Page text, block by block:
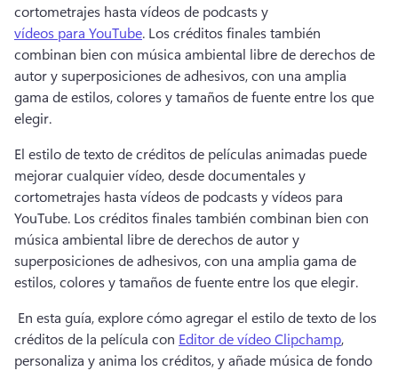
cortometrajes hasta vídeos de podcasts y
vídeos para YouTube. Los créditos finales también
combinan bien con música ambiental libre de derechos de
autor y superposiciones de adhesivos, con una amplia
gama de estilos, colores y tamaños de fuente entre los que
elegir.
El estilo de texto de créditos de películas animadas puede
mejorar cualquier vídeo, desde documentales y
cortometrajes hasta vídeos de podcasts y vídeos para
YouTube. Los créditos finales también combinan bien con
música ambiental libre de derechos de autor y
superposiciones de adhesivos, con una amplia gama de
estilos, colores y tamaños de fuente entre los que elegir.
créditos de la película con Editor de vídeo Clipchamp,
personaliza y anima los créditos, y añade música de fondo